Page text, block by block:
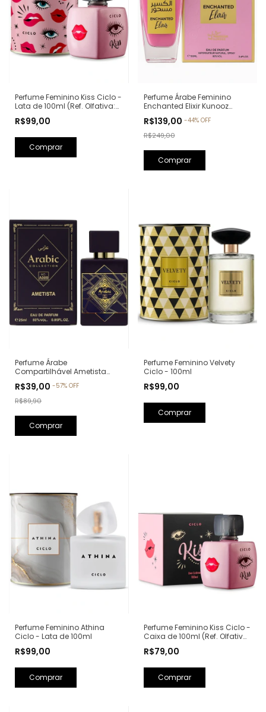
Perfume Feminino Kiss Ciclo -
Lata de 100ml (Ref. Olfativa:
R$99,00
Perfume Árabe Feminino
Enchanted Elixir Kunooz
100ml (Ref. Olfativa: Chance
Eau de Parfum Chanel)
R$139,00 -44% OFF
R$249,00
Perfume Árabe
Compartilhável Ametista
25ml (Ref. Olfativa: Bade'e Al
Oud Amethyst Lattafa)
R$39,00 -57% OFF
R$89,90
Perfume Feminino Velvety
Ciclo - 100ml
R$99,00
Perfume Feminino Athina
Ciclo - Lata de 100ml
R$99,00
Perfume Feminino Kiss Ciclo -
Caixa de 100ml (Ref. Olfativa:
R$79,00